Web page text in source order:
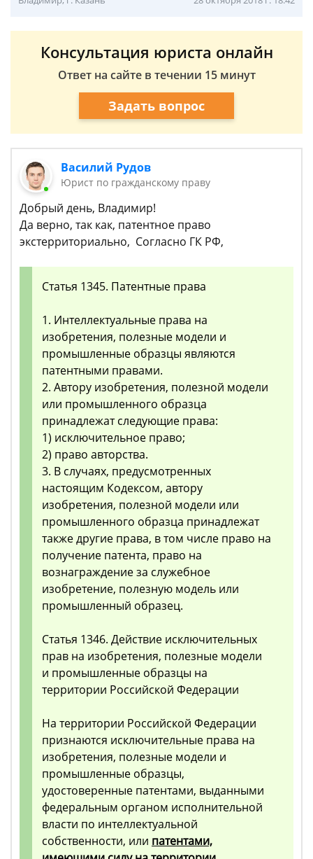
Консультация юриста онлайн
Ответ на сайте в течении 15 минут
Задать вопрос
Василий Рудов
Юрист по гражданскому праву
Добрый день, Владимир!
Да верно, так как, патентное право
экстерриториально, Согласно ГК РФ,
Статья 1345. Патентные права
1. Интеллектуальные права на
изобретения, полезные модели и
промышленные образцы являются
патентными правами.
2. Автору изобретения, полезной модели
или промышленного образца
принадлежат следующие права:
1) исключительное право;
2) право авторства.
3. В случаях, предусмотренных
настоящим Кодексом, автору
изобретения, полезной модели или
промышленного образца принадлежат
также другие права, в том числе право на
получение патента, право на
вознаграждение за служебное
изобретение, полезную модель или
промышленный образец.
Статья 1346. Действие исключительных
прав на изобретения, полезные модели
и промышленные образцы на
территории Российской Федерации
На территории Российской Федерации
признаются исключительные права на
изобретения, полезные модели и
промышленные образцы,
удостоверенные патентами, выданными
федеральным органом исполнительной
власти по интеллектуальной
собственности, или патентами,